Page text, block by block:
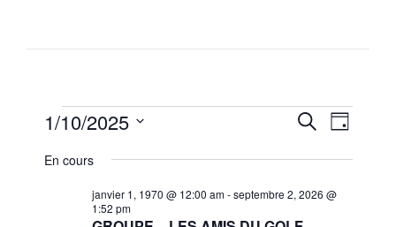
et
Recherche
de
Jour
1/10/2025
une
En cours
janvier 1, 1970 @ 12:00 am-septembre 2, 2026 @
1:52 pm